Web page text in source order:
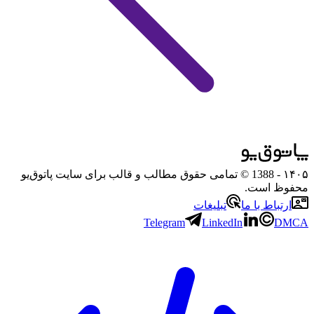
۱۴۰۵
- 1388 © تمامی حقوق مطالب و قالب برای سایت پاتوق‌یو
محفوظ است.
ارتباط با ما
تبلیغات
Telegram
LinkedIn DMCA